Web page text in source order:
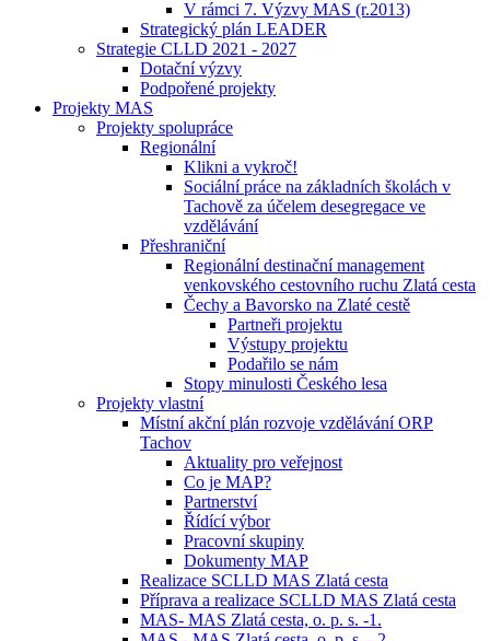
V rámci 7. Výzvy MAS (r.2013)
Strategický plán LEADER
Strategie CLLD 2021 - 2027
Dotační výzvy
Podpořené projekty
Projekty MAS
Projekty spolupráce
Regionální
Klikni a vykroč!
Sociální práce na základních školách v
Tachově za účelem desegregace ve
vzdělávání
Přeshraniční
Regionální destinační management
venkovského cestovního ruchu Zlatá cesta
Čechy a Bavorsko na Zlaté cestě
Partneři projektu
Výstupy projektu
Podařilo se nám
Stopy minulosti Českého lesa
Projekty vlastní
Místní akční plán rozvoje vzdělávání ORP
Tachov
Aktuality pro veřejnost
Co je MAP?
Partnerství
Řídící výbor
Pracovní skupiny
Dokumenty MAP
Realizace SCLLD MAS Zlatá cesta
Příprava a realizace SCLLD MAS Zlatá cesta
MAS- MAS Zlatá cesta, o. p. s. -1.